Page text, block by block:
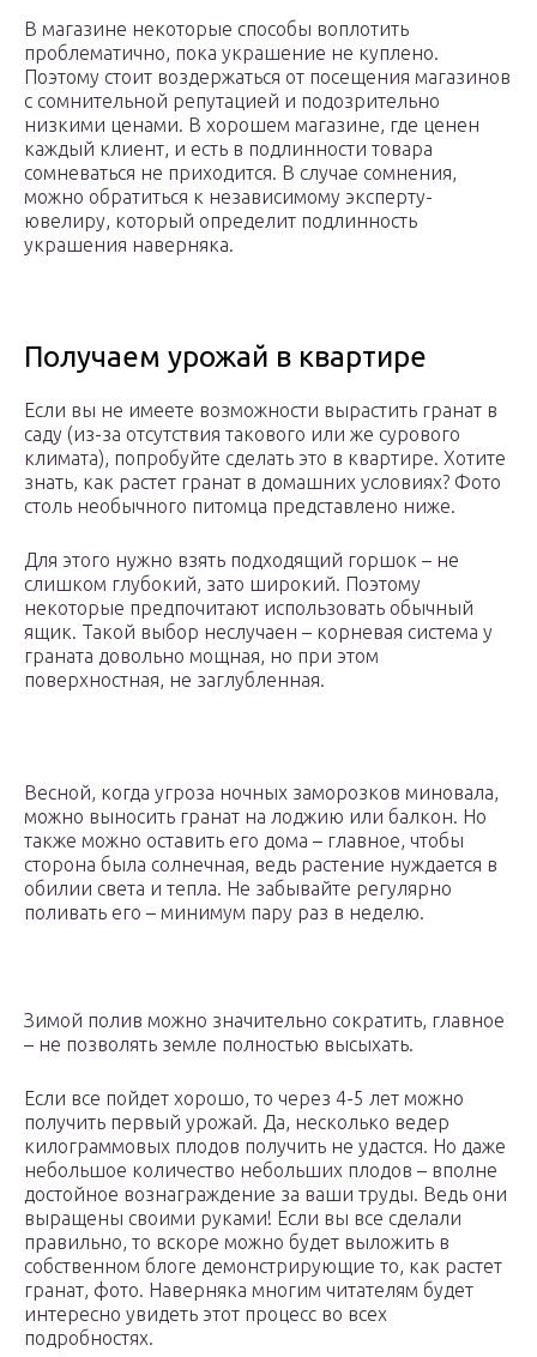
В магазине некоторые способы воплотить
проблематично, пока украшение не куплено.
Поэтому стоит воздержаться от посещения магазинов
с сомнительной репутацией и подозрительно
низкими ценами. В хорошем магазине, где ценен
каждый клиент, и есть в подлинности товара
сомневаться не приходится. В случае сомнения,
можно обратиться к независимому эксперту-
ювелиру, который определит подлинность
украшения наверняка.
Получаем урожай в квартире
Если вы не имеете возможности вырастить гранат в
саду (из-за отсутствия такового или же сурового
климата), попробуйте сделать это в квартире. Хотите
знать, как растет гранат в домашних условиях? Фото
столь необычного питомца представлено ниже.
Для этого нужно взять подходящий горшок – не
слишком глубокий, зато широкий. Поэтому
некоторые предпочитают использовать обычный
ящик. Такой выбор неслучаен – корневая система у
граната довольно мощная, но при этом
поверхностная, не заглубленная.
Весной, когда угроза ночных заморозков миновала,
можно выносить гранат на лоджию или балкон. Но
также можно оставить его дома – главное, чтобы
сторона была солнечная, ведь растение нуждается в
обилии света и тепла. Не забывайте регулярно
поливать его – минимум пару раз в неделю.
Зимой полив можно значительно сократить, главное
– не позволять земле полностью высыхать.
Если все пойдет хорошо, то через 4-5 лет можно
получить первый урожай. Да, несколько ведер
килограммовых плодов получить не удастся. Но даже
небольшое количество небольших плодов – вполне
достойное вознаграждение за ваши труды. Ведь они
выращены своими руками! Если вы все сделали
правильно, то вскоре можно будет выложить в
собственном блоге демонстрирующие то, как растет
гранат, фото. Наверняка многим читателям будет
интересно увидеть этот процесс во всех
подробностях.